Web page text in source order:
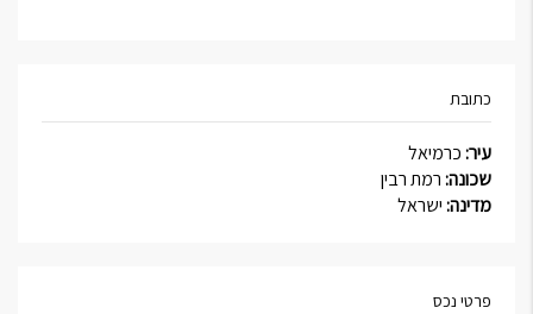
כתובת
עיר:כרמיאל
שכונה:רמת רבין
מדינה:ישראל
פרטי נכס